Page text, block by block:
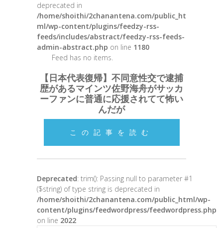
deprecated in
/home/shoithi/2chanantena.com/public_ht
ml/wp-content/plugins/feedzy-rss-
feeds/includes/abstract/feedzy-rss-feeds-
admin-abstract.php on line 1180
Feed has no items.
【日本代表復帰】不同意性交で逮捕
歴があるマインツ佐野海舟がサッカ
ーファンに普通に応援されてて怖い
んだが
この記事を読む
Deprecated: trim(): Passing null to parameter #1
($string) of type string is deprecated in
/home/shoithi/2chanantena.com/public_html/wp-
content/plugins/feedwordpress/feedwordpress.php
on line 2022